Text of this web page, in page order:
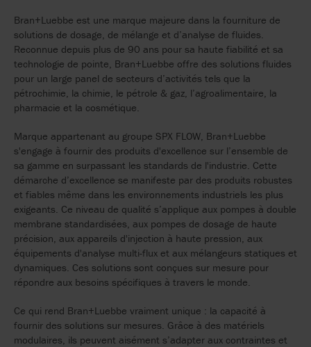
Bran+Luebbe est une marque majeure dans la fourniture de
solutions de dosage, de mélange et d’analyse de fluides.
Reconnue depuis plus de 90 ans pour sa haute fiabilité et sa
technologie de pointe, Bran+Luebbe offre des solutions fluides
pour un large panel de secteurs d’activités tels que la
pétrochimie, la chimie, le pétrole & gaz, l’agroalimentaire, la
pharmacie et la cosmétique.
Marque appartenant au groupe SPX FLOW, Bran+Luebbe
s'engage à fournir des produits d'excellence sur l’ensemble de
sa gamme en surpassant les standards de l'industrie. Cette
démarche d’excellence se manifeste par des produits robustes
et fiables même dans les environnements industriels les plus
exigeants. Ce niveau de qualité s’applique aux pompes à double
membrane standardisées, aux pompes de dosage de haute
précision, aux appareils d'injection à haute pression, aux
équipements d'analyse multi-flux et aux mélangeurs statiques et
dynamiques. Ces solutions sont conçues sur mesure pour
répondre aux besoins spécifiques à travers le monde.
Ce qui rend Bran+Luebbe vraiment unique : la capacité à
fournir des solutions sur mesures. Grâce à des matériels
modulaires, ils peuvent aisément s’adapter aux contraintes et